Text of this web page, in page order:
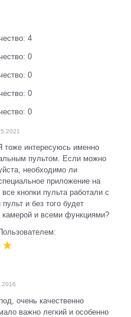
4
0
0
0
0
тоже интересуюсь именно
пультом. Если можно
необходимо ли
приложение на
кнопки пульта работали с
и без того будет
камерой и всеми функциями?
очень качественно
важно легкий и особенно